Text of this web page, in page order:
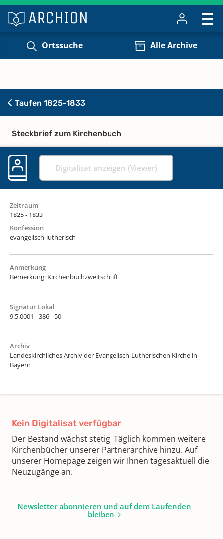
Ortssuche Alle Archive
Taufen 1825-1833
Steckbrief zum Kirchenbuch
Digitalisat anzeigen (Viewer)
Zeitraum
1825 - 1833
Konfession
evangelisch-lutherisch
Anmerkung
Bemerkung: Kirchenbuchzweitschrift
Signatur Lokal
9.5.0001 - 386 - 50
Archiv
Landeskirchliches Archiv der Evangelisch-Lutherischen Kirche in
Bayern
Kein Digitalisat verfügbar
Der Bestand wächst stetig. Täglich kommen weitere
Kirchenbücher unserer Partnerarchive hinzu. Auf
unserer Homepage zeigen wir Ihnen tagesaktuell die
Neuzugänge an.
Newsletter abonnieren und auf dem Laufenden
bleiben